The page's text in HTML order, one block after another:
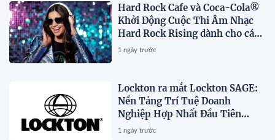
Hard Rock Cafe và Coca-Cola®
Khởi Động Cuộc Thi Âm Nhạc
Hard Rock Rising dành cho các
Nghệ Sĩ Trẻ Triển Vọng
1 ngày trước
Lockton ra mắt Lockton SAGE:
Nền Tảng Trí Tuệ Doanh
Nghiệp Hợp Nhất Đầu Tiên
Trong Ngành
1 ngày trước